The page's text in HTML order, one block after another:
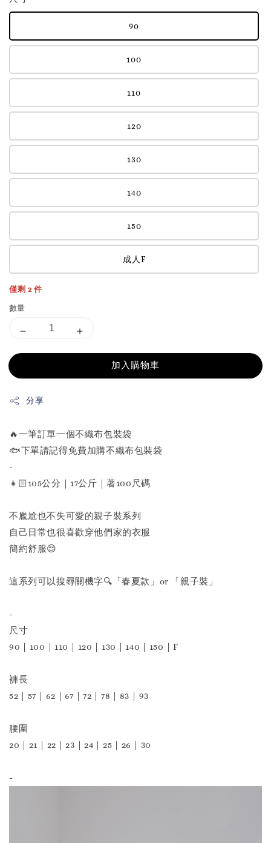
90
100
110
120
130
140
150
成人F
僅剩 2 件
數量
加入購物車
分享
🔥一筆訂單一個不織布包裝袋
🐟下單請記得免費加購不織布包裝袋
-
👧🏻105公分｜17公斤｜著100尺碼
不尷尬也不失可愛的親子裝系列
自己日常也很喜歡穿他們家的衣服
簡約舒服😌
這系列可以搜尋關機字🔍「春夏款」or 「親子裝」
-
尺寸
90｜100｜110｜120｜130｜140｜150｜F
褲長
52｜57｜62｜67｜72｜78｜83｜93
腰圍
20｜21｜22｜23｜24｜25｜26｜30
-